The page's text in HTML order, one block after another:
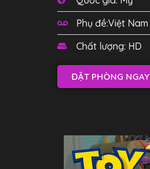
Phụ đề:Việt Nam
Chất lượng: HD
ĐẶT PHÒNG NGAY